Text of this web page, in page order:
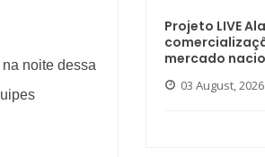
noite dessa
Projeto LIVE
mercado
03 August, 2026